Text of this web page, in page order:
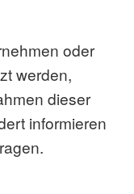
oder
werden,
dieser
informieren